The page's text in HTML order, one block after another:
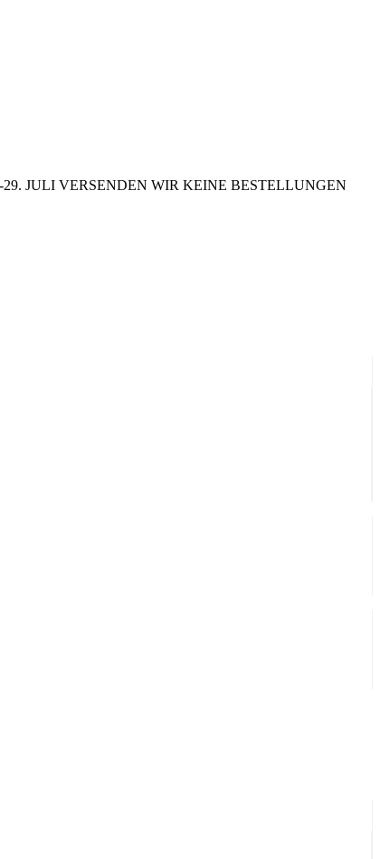
JULI VERSENDEN WIR KEINE BESTELLUNGEN